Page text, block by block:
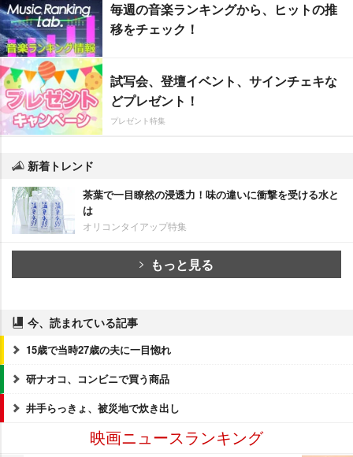
毎週の音楽ランキングから、ヒットの推
移をチェック！
試写会、登壇イベント、サインチェキな
どプレゼント！
プレゼント特集
新着トレンド
茶葉で一目瞭然の浸透力！味の違いに衝撃を受ける水と
は
オリコンタイアップ特集
もっと見る
今、読まれている記事
15歳で当時27歳の夫に一目惚れ
研ナオコ、コンビニで買う商品
井手らっきょ、被災地で炊き出し
映画ニュースランキング